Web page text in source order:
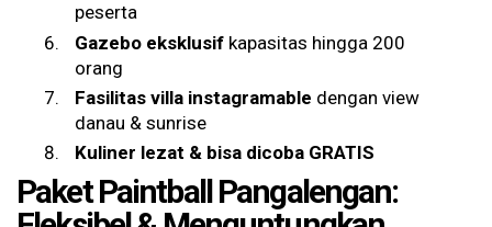
peserta
Gazebo eksklusifkapasitas hingga 200
orang
Fasilitas villa instagramable dengan view
danau & sunrise
Kuliner lezat & bisa dicoba GRATIS
Paket Paintball Pangalengan: